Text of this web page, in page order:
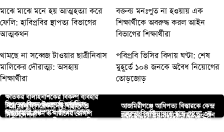
মাঝে মাঝে মনে হয় আত্মহত্যা করে
ফেলি: হাবিপ্রবির স্থাপত্য বিভাগের
আত্মকথন
বক্তব্য মনঃপুত না হওয়ায় এক
শিক্ষার্থীকে অবরুদ্ধ করল আইন
বিভাগের শিক্ষার্থীরা
থামছে না সব্বেজ টাওয়ার ছাত্রীনিবাস
মালিকের দৌরাত্ম্য: অসহায়
শিক্ষার্থীরা
পবিপ্রবি ভিসির বিদায় ঘণ্টা: শেষ
মুহূর্তে ১০৪ জনকে অবৈধ নিয়োগের
তোড়জোড়
আপনার জন্য নির্বাচিত
ক্ষতিকর বালাইনাশকের বিকল্প ব্যবহার
নিয়ে বাকৃবি গবেষকদের পরামর্শ ও
দিকনির্দেশনা
আজমিরীগঞ্জে আধিপত্য বিস্তারকে কেন্দ্র
করে দুই গোষ্ঠির সংঘর্ষে আহত ৫০ জন
বিশ্ব দুগ্ধ দিবস উপলক্ষে বাকৃবিতে
শিশুদের চিত্রাঙ্কন ও নারীদের রেসিপি
নজরুল বিশ্ববিদ্যালয়ে হয়ে গেলো ৩য়
মাভাবিপ্রবি ক্যাম্পাসে বহিরাগতদের
আধিপত্য, চলছে অশ্লীল ও অসামাজিক
রূপগঞ্জে বাংলাদেশ আমজনগণ পার্টির
মণিরামপুরে অনুমোদনহীন আপো